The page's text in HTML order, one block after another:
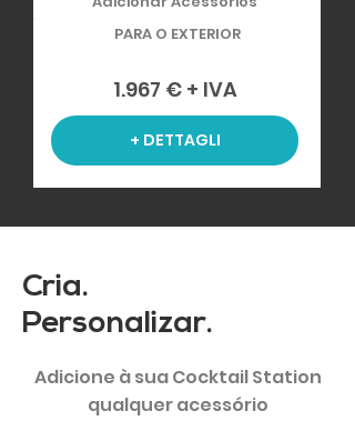
PARA O EXTERIOR
1.967 € + IVA
+ DETTAGLI
Cria.
Personalizar.
Adicione à sua Cocktail Station
qualquer acessório